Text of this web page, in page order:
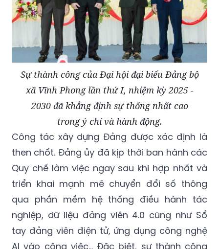
Sự thành công của Đại hội đại biểu Đảng bộ
xã Vĩnh Phong lần thứ I, nhiệm kỳ 2025 -
2030 đã khẳng định sự thống nhất cao
trong ý chí và hành động.
Công tác xây dựng Đảng được xác định là
then chốt. Đảng ủy đã kịp thời ban hành các
Quy chế làm việc ngay sau khi hợp nhất và
triển khai mạnh mẽ chuyển đổi số thông
qua phần mềm hệ thống điều hành tác
nghiệp, dữ liệu đảng viên 4.0 cũng như Sổ
tay đảng viên điện tử, ứng dụng công nghệ
AI vào công việc... Đặc biệt, sự thành công